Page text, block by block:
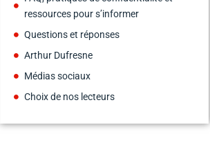
ressources pour s’informer
Questions et réponses
Arthur Dufresne
Médias sociaux
Choix de nos lecteurs